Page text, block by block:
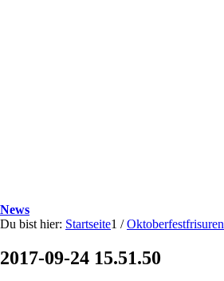
News
Du bist hier: Startseite1 / Oktoberfestfrisuren
2017-09-24 15.51.50